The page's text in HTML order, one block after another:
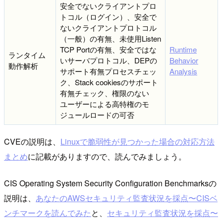
ランタイム
動作解析
安全でないクライアントプロ
トコル（ログイン）、安全で
ないクライアントプロトコル
（一般）の有無、未使用Listen
TCP Portの有無、安全ではな
いサーバプロトコル、DEPの
サポート有無プロセスチェッ
ク、Stack cookiesのサポート
有無チェック、権限のない
ユーザーによる高特権のモ
ジュールロードの可否
Runtime
Behavior
Analysis
CVEの説明は、 Linuxで脆弱性が見つかった場合の対応方法
まとめに記載がありますので、読んでみましょう。
CIS Operating System Security Configuration Benchmarksの
説明は、 あなたのAWSセキュリティ監査状況を採点〜CISベ
ンチマークを読んでみたと、 セキュリティ監査状況を採点〜